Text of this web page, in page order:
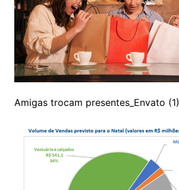
Amigas trocam presentes_Envato (1)